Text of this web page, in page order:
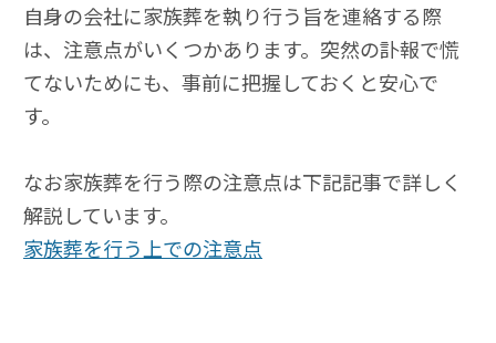
自身の会社に家族葬を執り行う旨を連絡する際
は、注意点がいくつかあります。突然の訃報で慌
てないためにも、事前に把握しておくと安心で
す。
なお家族葬を行う際の注意点は下記記事で詳しく
解説しています。
家族葬を行う上での注意点